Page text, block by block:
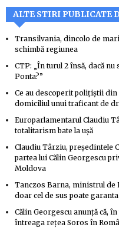
ALTE STIRI PUBLICATE
Transilvania, dincolo de
schimbă regiunea
CTP: „În turul 2 însă, dacă
Ponta?”
Ce au descoperit polițiștii din
domiciliul unui traficant de
Europarlamentarul Claudiu
totalitarism bate la ușă
Claudiu Târziu, președintele
partea lui Călin Georgescu
Moldova
Tanczos Barna, ministrul de
doar cel de sus poate
Călin Georgescu anunță că,
întreaga rețea Soros în